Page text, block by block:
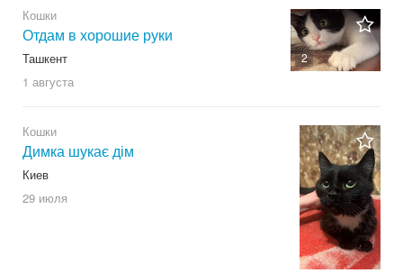
2
Кошки
Отдам в хорошие руки
Ташкент
1 августа
Кошки
Димка шукає дім
Киев
29 июля